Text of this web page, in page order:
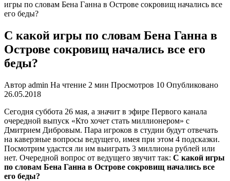
игры по словам Бена Ганна в Острове сокровищ начались все
его беды?
С какой игры по словам Бена Ганна в
Острове сокровищ начались все его
беды?
Автор admin На чтение 2 мин Просмотров 10 Опубликовано
26.05.2018
Сегодня суббота 26 мая, а значит в эфире Первого канала
очередной выпуск «Кто хочет стать миллионером» с
Дмитрием Дибровым. Пара игроков в студии будут отвечать
на каверзные вопросы ведущего, имея при этом 4 подсказки.
Посмотрим удастся ли им выиграть 3 миллиона рублей или
нет. Очередной вопрос от ведущего звучит так: С какой игры
по словам Бена Ганна в Острове сокровищ начались все
его беды?